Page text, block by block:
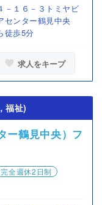
－１６－３トミヤビ
ンター鶴見中央
徒歩5分
求人をキープ
福祉)
ー鶴見中央）フ
完全週休2日制